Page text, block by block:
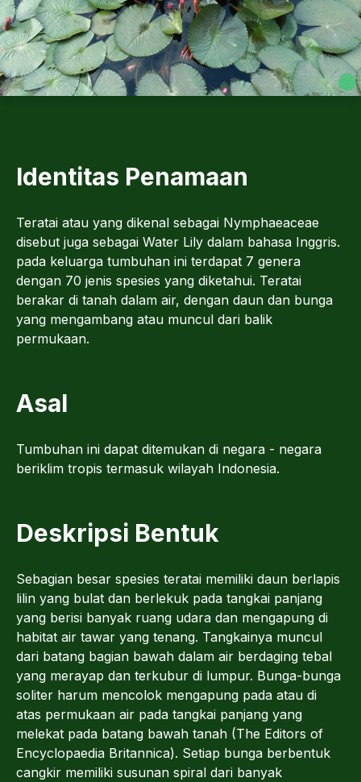
Identitas Penamaan
Teratai atau yang dikenal sebagai Nymphaeaceae
disebut juga sebagai Water Lily dalam bahasa Inggris.
pada keluarga tumbuhan ini terdapat 7 genera
dengan 70 jenis spesies yang diketahui. Teratai
berakar di tanah dalam air, dengan daun dan bunga
yang mengambang atau muncul dari balik
permukaan.
Asal
Tumbuhan ini dapat ditemukan di negara - negara
beriklim tropis termasuk wilayah Indonesia.
Deskripsi Bentuk
Sebagian besar spesies teratai memiliki daun berlapis
lilin yang bulat dan berlekuk pada tangkai panjang
yang berisi banyak ruang udara dan mengapung di
habitat air tawar yang tenang. Tangkainya muncul
dari batang bagian bawah dalam air berdaging tebal
yang merayap dan terkubur di lumpur. Bunga-bunga
soliter harum mencolok mengapung pada atau di
atas permukaan air pada tangkai panjang yang
melekat pada batang bawah tanah (The Editors of
Encyclopaedia Britannica). Setiap bunga berbentuk
cangkir memiliki susunan spiral dari banyak